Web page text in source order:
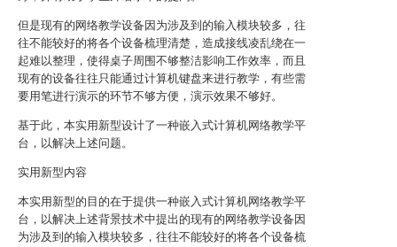
但是现有的网络教学设备因为涉及到的输入模块较多，往
往不能较好的将各个设备梳理清楚，造成接线凌乱绕在一
起难以整理，使得桌子周围不够整洁影响工作效率，而且
现有的设备往往只能通过计算机键盘来进行教学，有些需
要用笔进行演示的环节不够方便，演示效果不够好。
基于此，本实用新型设计了一种嵌入式计算机网络教学平
台，以解决上述问题。
实用新型内容
本实用新型的目的在于提供一种嵌入式计算机网络教学平
台，以解决上述背景技术中提出的现有的网络教学设备因
为涉及到的输入模块较多，往往不能较好的将各个设备梳